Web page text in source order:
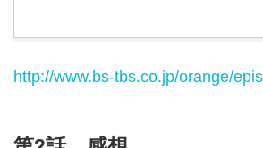
http://www.bs-tbs.co.jp/orange/